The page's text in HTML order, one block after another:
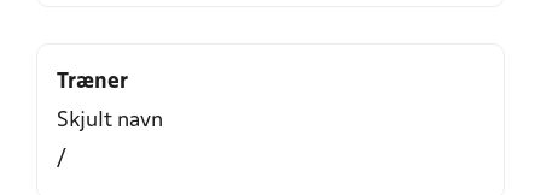
Træner
Skjult navn
/